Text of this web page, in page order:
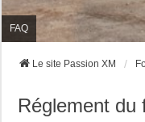
FAQ
Le site Passion XM
Réglement du